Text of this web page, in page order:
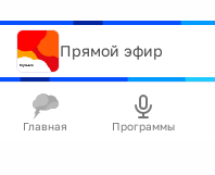
Прямой эфир
Главная Программы